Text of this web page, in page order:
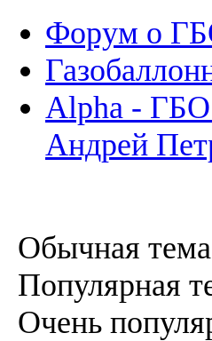
Форум о
Alpha - ГБО
Андрей
Обычная тема
Популярная
Очень